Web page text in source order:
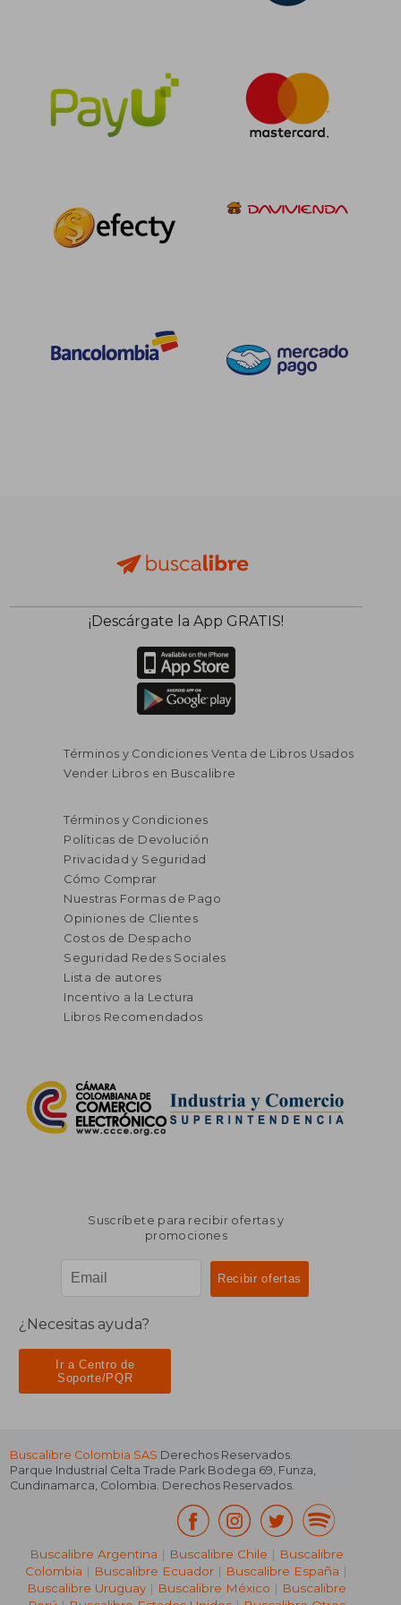
45%
dcto.
$ 125.481
$ 69.014
55%
dcto.
$ 407.953
¡Descárgate la App GRATIS!
Términos y Condiciones Venta de Libros Usados
Vender Libros en Buscalibre
Términos y Condiciones
Políticas de Devolución
Privacidad y Seguridad
Cómo Comprar
Nuestras Formas de Pago
Opiniones de Clientes
Costos de Despacho
Seguridad Redes Sociales
Lista de autores
Incentivo a la Lectura
Libros Recomendados
Suscríbete para recibir ofertas y
promociones
¿Necesitas ayuda?
Ir a Centro de
Soporte/PQR
Buscalibre Colombia SAS Derechos Reservados.
Parque Industrial Celta Trade Park Bodega 69, Funza,
Cundinamarca, Colombia. Derechos Reservados.
Buscalibre Argentina | Buscalibre Chile | Buscalibre
Colombia | Buscalibre Ecuador | Buscalibre España |
Buscalibre Uruguay| Buscalibre México | Buscalibre